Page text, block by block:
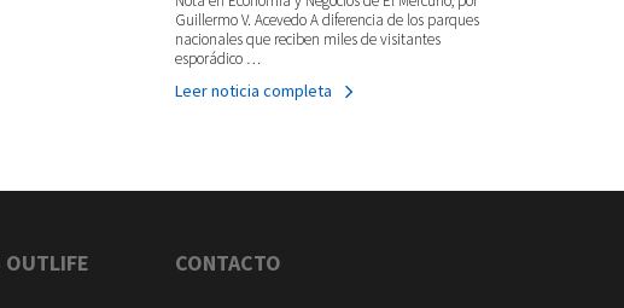
Guillermo V. Acevedo A diferencia de los parques
nacionales que reciben miles de visitantes
esporádico …
Leer noticia completa
OUTLIFE CONTACTO